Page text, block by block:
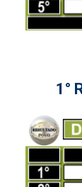
1°